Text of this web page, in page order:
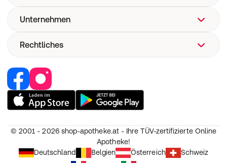
FAQ
Versand
Medizinproduktesicherheit
Unternehmen
Über uns
Corporate Website
Retail Media
Jobs & Karriere
Partner werden
Rechtliches
Vertrag widerrufen
Nutzung und Haftung
AGB
Erklärung zur Barrierefreiheit
© 2001 - 2026 shop-apotheke.at - Ihre TÜV-zertifizierte Online
Apotheke!
Deutschland
Belgien Österreich
Schweiz